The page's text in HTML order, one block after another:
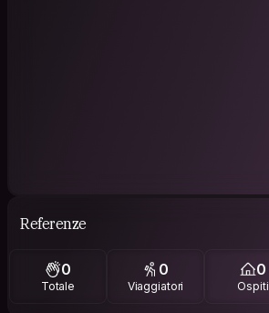
Referenze
0
Totale
0
Viaggiatori
0
Ospiti